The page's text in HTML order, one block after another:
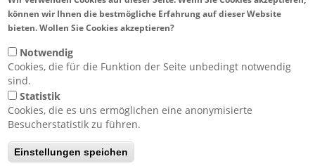
Fax: ++43(0)5223 43583
office@hb-technik.co.at
Öffnungszeiten:
Montag bis Donnerstag
07:30 bis 12:00 Uhr
13:00 bis 17:00 Uhr
können wir Ihnen die bestmögliche Erfahrung auf dieser Website
bieten. Wollen Sie Cookies akzeptieren?
Notwendig
Cookies, die für die Funktion der Seite unbedingt notwendig
sind.
Statistik
Cookies, die es uns ermöglichen eine anonymisierte
Besucherstatistik zu führen.
Einstellungen speichen